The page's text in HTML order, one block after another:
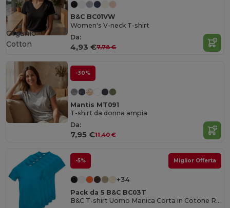
B&C BC01VW
Women's V-neck T-shirt
Da:
4,93 €7,78 €
Organic
Cotton
-30%
Mantis MT091
T-shirt da donna ampia
Da:
7,95 €11,40 €
-5% Miglior Offerta
+34
Pack da 5 B&C BC03T
B&C T-shirt Uomo Manica Corta in Cotone Ringspun